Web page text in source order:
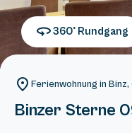
360° Rundgang
Ferienwohnung in
Binzer Sterne